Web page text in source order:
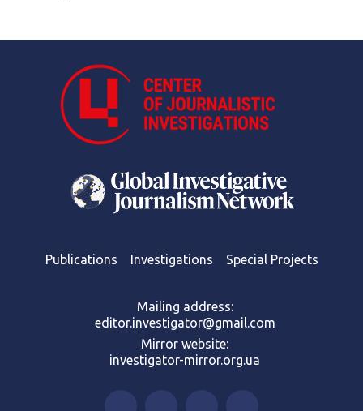
Publications Investigations Special Projects
Mailing address:
editor.investigator@gmail.com
Mirror website:
investigator-mirror.org.ua